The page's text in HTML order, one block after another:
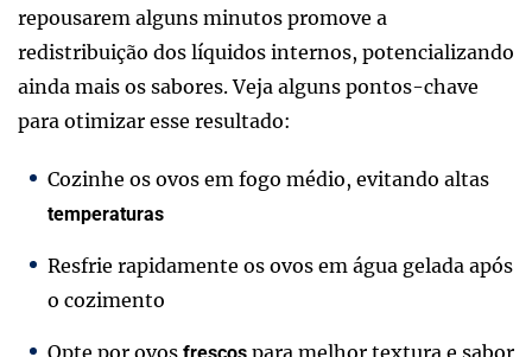
repousarem alguns minutos promove a
redistribuição dos líquidos internos, potencializando
ainda mais os sabores. Veja alguns pontos-chave
para otimizar esse resultado:
Cozinhe os ovos em fogo médio, evitando altas
temperaturas
Resfrie rapidamente os ovos em água gelada após
o cozimento
Opte por ovos para melhor textura e sabor